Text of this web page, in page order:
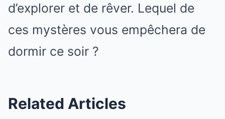
d’explorer et de rêver. Lequel de
ces mystères vous empêchera de
dormir ce soir ?
Related Articles